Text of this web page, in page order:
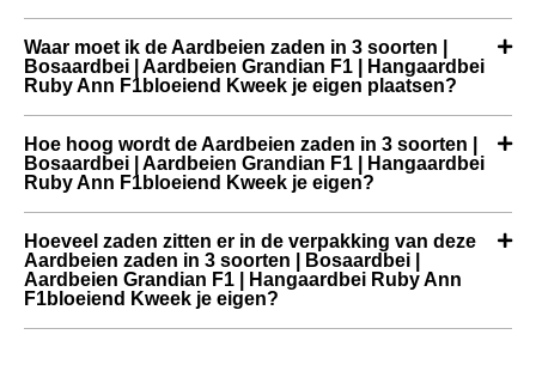
Waar moet ik de Aardbeien zaden in 3 soorten |
Bosaardbei | Aardbeien Grandian F1 | Hangaardbei
Ruby Ann F1bloeiend Kweek je eigen plaatsen?
Hoe hoog wordt de Aardbeien zaden in 3 soorten |
Bosaardbei | Aardbeien Grandian F1 | Hangaardbei
Ruby Ann F1bloeiend Kweek je eigen?
Hoeveel zaden zitten er in de verpakking van deze
Aardbeien zaden in 3 soorten | Bosaardbei |
Aardbeien Grandian F1 | Hangaardbei Ruby Ann
F1bloeiend Kweek je eigen?